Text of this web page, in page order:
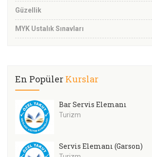
Güzellik
MYK Ustalık Sınavları
En Popüler Kurslar
Bar Servis Elemanı
Turizm
Servis Elemanı (Garson)